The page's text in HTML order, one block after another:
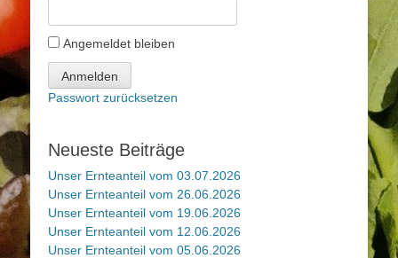
Angemeldet bleiben
Anmelden
Passwort zurücksetzen
Neueste Beiträge
Unser Ernteanteil vom 03.07.2026
Unser Ernteanteil vom 26.06.2026
Unser Ernteanteil vom 19.06.2026
Unser Ernteanteil vom 12.06.2026
Unser Ernteanteil vom 05.06.2026